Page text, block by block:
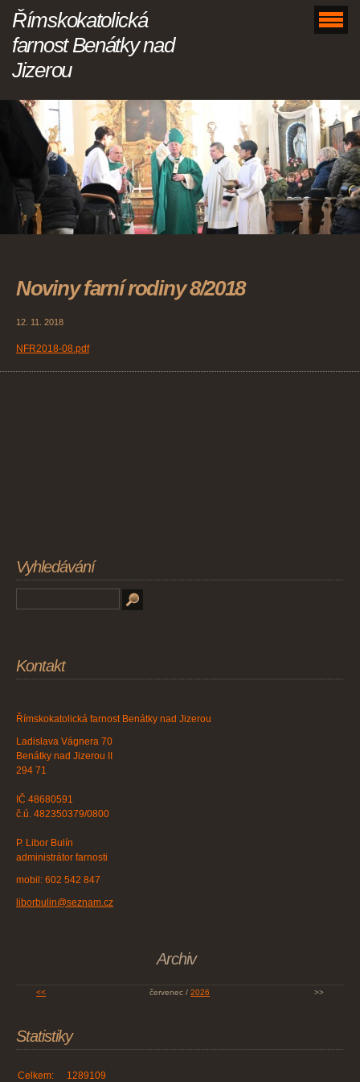
Římskokatolická
farnost Benátky nad
Jizerou
Noviny farní rodiny 8/2018
12. 11. 2018
NFR2018-08.pdf
Vyhledávání
Kontakt
Římskokatolická farnost Benátky nad Jizerou
Ladislava Vágnera 70
Benátky nad Jizerou II
294 71
IČ 48680591
č.ú. 482350379/0800
P. Libor Bulín
administrátor farnosti
mobil: 602 542 847
liborbulin@seznam.cz
Archiv
<< červenec / 2026 >>
Statistiky
Celkem: 1289109